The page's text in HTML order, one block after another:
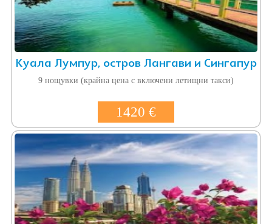
Куала Лумпур, остров Лангави и Сингапур
9 нощувки (крайна цена с включени летищни такси)
1420 €